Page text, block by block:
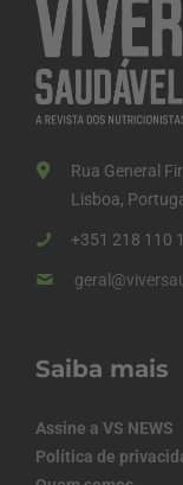
Rua General
Lisboa,
+351 218 110
Saiba mais
Assine a VS NEWS
Política de